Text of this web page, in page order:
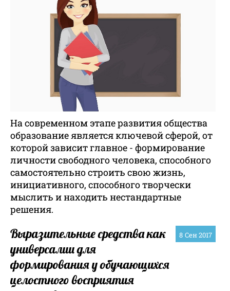
На современном этапе развития общества
образование является ключевой сферой, от
которой зависит главное - формирование
личности свободного человека, способного
самостоятельно строить свою жизнь,
инициативного, способного творчески
мыслить и находить нестандартные
решения.
8 Сен 2017
Выразительные средства как
универсалии для
формирования у обучающихся
целостного восприятия